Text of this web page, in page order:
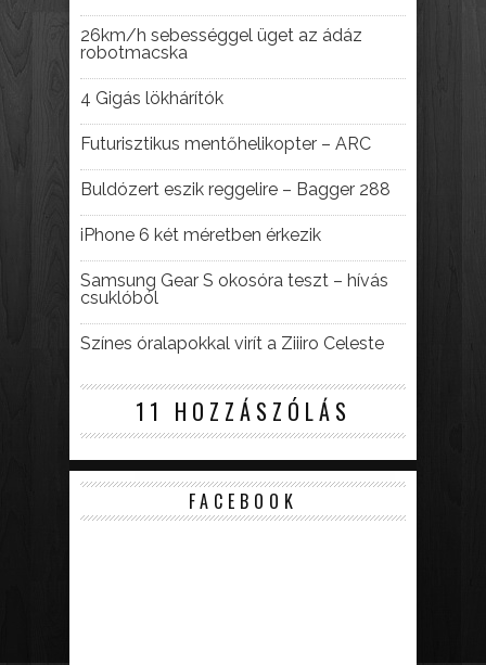
26km/h sebességgel üget az ádáz
robotmacska
4 Gigás lökhárítók
Futurisztikus mentőhelikopter – ARC
Buldózert eszik reggelire – Bagger 288
iPhone 6 két méretben érkezik
Samsung Gear S okosóra teszt – hívás
csuklóból
Színes óralapokkal virít a Ziiiro Celeste
11 HOZZÁSZÓLÁS
FACEBOOK